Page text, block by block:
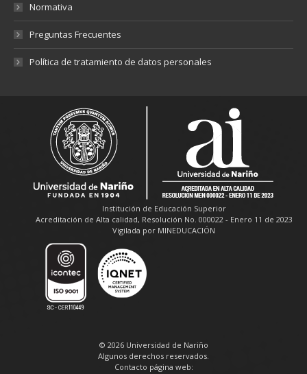
Normativa
Preguntas Frecuentes
Política de tratamiento de datos personales
Institución de Educación Superior
Acreditación de Alta calidad, Resolución No. 000022 - Enero 11 de 2023
Vigilada por MINEDUCACIÓN
© 2026 Universidad de Nariño
Algunos derechos reservados.
Contacto página web: